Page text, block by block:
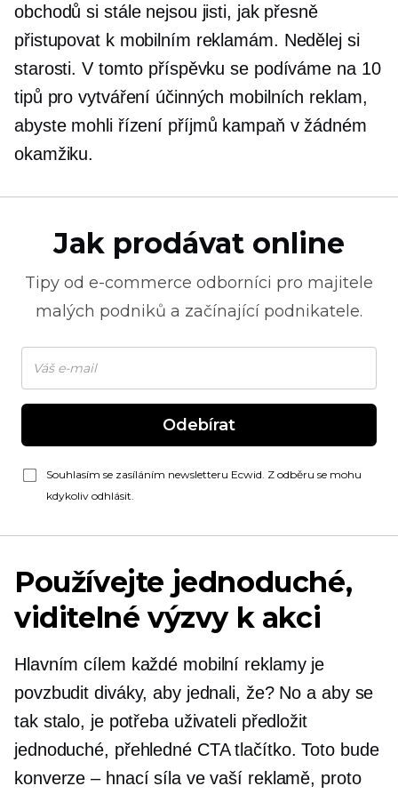
obchodů si stále nejsou jisti, jak přesně
přistupovat k mobilním reklamám. Nedělej si
starosti. V tomto příspěvku se podíváme na 10
tipů pro vytváření účinných mobilních reklam,
abyste mohli řízení příjmů kampaň v žádném
okamžiku.
Jak prodávat online
Tipy od e-commerce odborníci pro majitele
malých podniků a začínající podnikatele.
Odebírat
Souhlasím se zasíláním newsletteru Ecwid. Z odběru se mohu
kdykoliv odhlásit.
Používejte jednoduché,
viditelné výzvy k akci
Hlavním cílem každé mobilní reklamy je
povzbudit diváky, aby jednali, že? No a aby se
tak stalo, je potřeba uživateli předložit
jednoduché, přehledné CTA tlačítko. Toto bude
konverze – hnací síla ve vaší reklamě, proto